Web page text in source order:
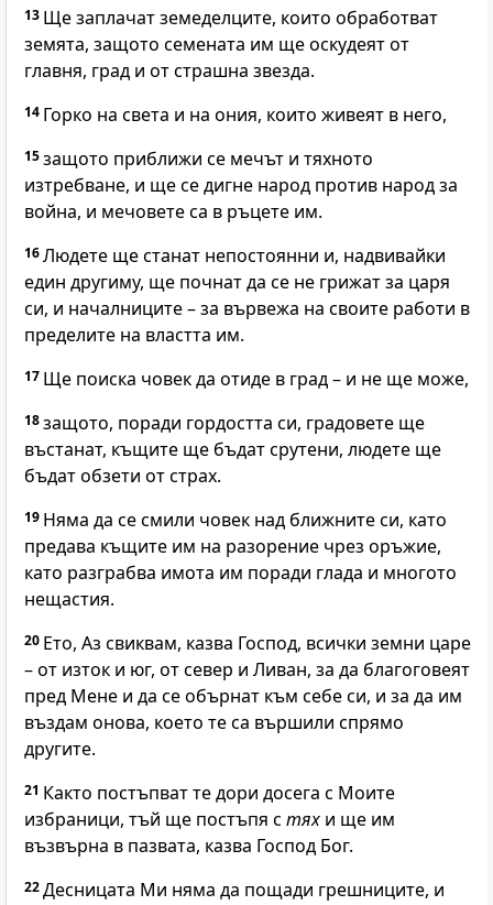
13 Ще заплачат земеделците, които обработват
земята, защото семената им ще оскудеят от
главня, град и от страшна звезда.
14 Горко на света и на ония, които живеят в него,
15защото приближи се мечът и тяхното
изтребване, и ще се дигне народ против народ за
война, и мечовете са в ръцете им.
16Людете ще станат непостоянни и, надвивайки
един другиму, ще почнат да се не грижат за царя
си, и началниците – за вървежа на своите работи в
пределите на властта им.
17 Ще поиска човек да отиде в град – и не ще може,
18защото, поради гордостта си, градовете ще
въстанат, къщите ще бъдат срутени, людете ще
бъдат обзети от страх.
19 Няма да се смили човек над ближните си, като
предава къщите им на разорение чрез оръжие,
като разграбва имота им поради глада и многото
нещастия.
20 Ето, Аз свиквам, казва Господ, всички земни царе
– от изток и юг, от север и Ливан, за да благоговеят
пред Мене и да се обърнат към себе си, и за да им
въздам онова, което те са вършили спрямо
другите.
21 Както постъпват те дори досега с Моите
избраници, тъй ще постъпя с тях и ще им
възвърна в пазвата, казва Господ Бог.
22Десницата Ми няма да пощади грешниците, и